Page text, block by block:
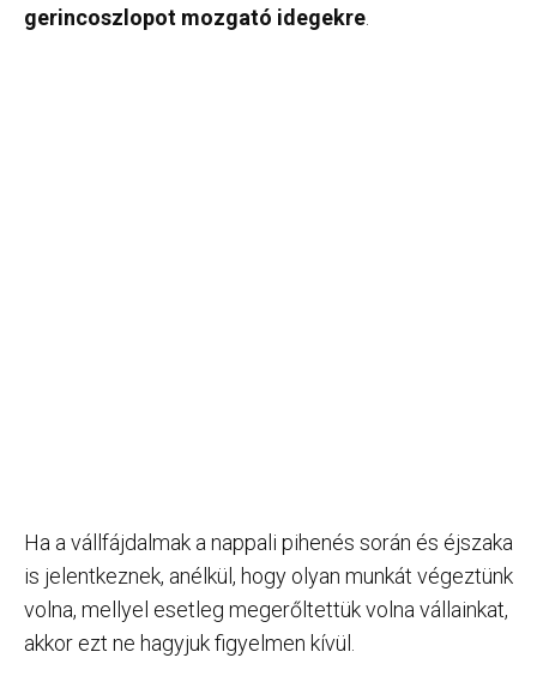
gerincoszlopot mozgató idegekre
Ha a vállfájdalmak a nappali pihenés során és éjszaka
is jelentkeznek, anélkül, hogy olyan munkát végeztünk
volna, mellyel esetleg megerőltettük volna vállainkat,
akkor ezt ne hagyjuk figyelmen kívül.